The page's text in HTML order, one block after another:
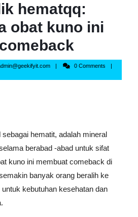
hematqq:
obat kuno ini
admin@geekifyit.com
0 Comments
hematit, adalah mineral
berabad -abad untuk sifat
kuno ini membuat comeback di
banyak orang beralih ke
kebutuhan kesehatan dan